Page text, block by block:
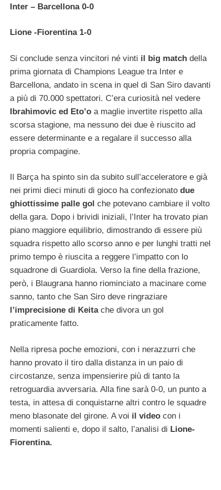
Inter – Barcellona 0-0
Lione -Fiorentina 1-0
Si conclude senza vincitori né vinti il big match della
prima giornata di Champions League tra Inter e
Barcellona, andato in scena in quel di San Siro davanti
a più di 70.000 spettatori. C’era curiosità nel vedere
Ibrahimovic ed Eto’o a maglie invertite rispetto alla
scorsa stagione, ma nessuno dei due è riuscito ad
essere determinante e a regalare il successo alla
propria compagine.
Il Barça ha spinto sin da subito sull’acceleratore e già
nei primi dieci minuti di gioco ha confezionato due
ghiottissime palle gol che potevano cambiare il volto
della gara. Dopo i brividi iniziali, l’Inter ha trovato pian
piano maggiore equilibrio, dimostrando di essere più
squadra rispetto allo scorso anno e per lunghi tratti nel
primo tempo è riuscita a reggere l’impatto con lo
squadrone di Guardiola. Verso la fine della frazione,
però, i Blaugrana hanno riominciato a macinare come
sanno, tanto che San Siro deve ringraziare
l’imprecisione di Keita che divora un gol
praticamente fatto.
Nella ripresa poche emozioni, con i nerazzurri che
hanno provato il tiro dalla distanza in un paio di
circostanze, senza impensierire più di tanto la
retroguardia avversaria. Alla fine sarà 0-0, un punto a
testa, in attesa di conquistarne altri contro le squadre
meno blasonate del girone. A voi il video con i
momenti salienti e, dopo il salto, l’analisi di Lione-
Fiorentina.